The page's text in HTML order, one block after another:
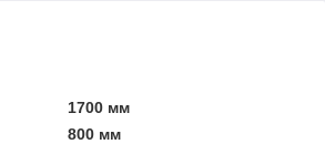
1700 мм
800 мм